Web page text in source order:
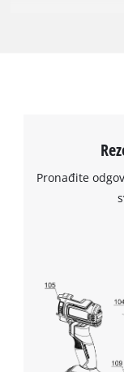
koristiti do
Pronađite